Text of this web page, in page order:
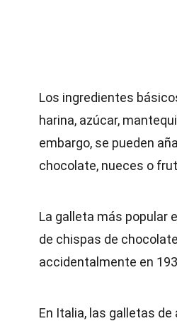
Los ingredientes
harina, azúcar,
embargo, se pueden
chocolate, nueces o
La galleta más popular
de chispas de
accidentalmente en
En Italia, las galletas